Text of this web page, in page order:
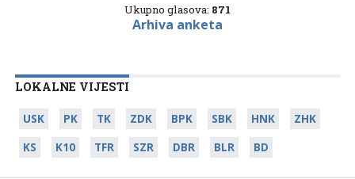
Ukupno glasova: 871
Arhiva anketa
LOKALNE VIJESTI
USK PK TK ZDK BPK SBK HNK
ZHK
KS
K10 TFR SZR DBR BLR BD